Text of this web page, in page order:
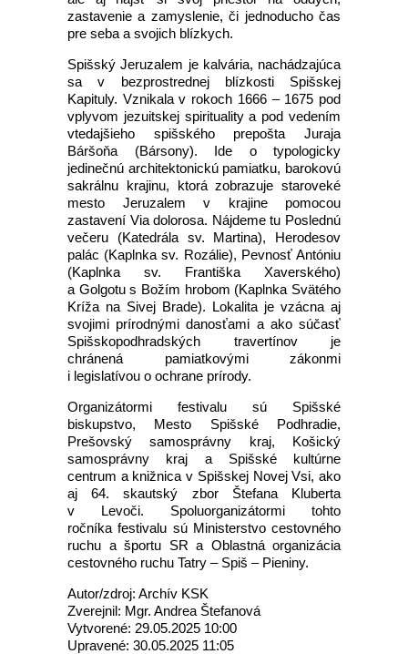
zastavenie a zamyslenie, či jednoducho čas
pre seba a svojich blízkych.
Spišský Jeruzalem je kalvária, nachádzajúca
sa v bezprostrednej blízkosti Spišskej
Kapituly. Vznikala v rokoch 1666 – 1675 pod
vplyvom jezuitskej spirituality a pod vedením
vtedajšieho spišského prepošta Juraja
Báršoňa (Bársony). Ide o typologicky
jedinečnú architektonickú pamiatku, barokovú
sakrálnu krajinu, ktorá zobrazuje staroveké
mesto Jeruzalem v krajine pomocou
zastavení Via dolorosa. Nájdeme tu Poslednú
večeru (Katedrála sv. Martina), Herodesov
palác (Kaplnka sv. Rozálie), Pevnosť Antóniu
(Kaplnka sv. Františka Xaverského)
a Golgotu s Božím hrobom (Kaplnka Svätého
Kríža na Sivej Brade). Lokalita je vzácna aj
svojimi prírodnými danosťami a ako súčasť
Spišskopodhradských travertínov je
chránená pamiatkovými zákonmi
i legislatívou o ochrane prírody.
Organizátormi festivalu sú Spišské
biskupstvo, Mesto Spišské Podhradie,
Prešovský samosprávny kraj, Košický
samosprávny kraj a Spišské kultúrne
centrum a knižnica v Spišskej Novej Vsi, ako
aj 64. skautský zbor Štefana Kluberta
v Levoči. Spoluorganizátormi tohto
ročníka festivalu sú Ministerstvo cestovného
ruchu a športu SR a Oblastná organizácia
cestovného ruchu Tatry – Spiš – Pieniny.
Autor/zdroj: Archív KSK
Zverejnil: Mgr. Andrea Štefanová
Vytvorené: 29.05.2025 10:00
Upravené: 30.05.2025 11:05